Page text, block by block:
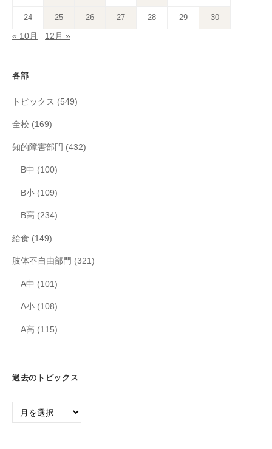
24 25 26 27 28 29 30
« 10月 12月 »
各部
トピックス (549)
全校 (169)
知的障害部門 (432)
B中 (100)
B小(109)
B高 (234)
給食 (149)
肢体不自由部門 (321)
A中 (101)
A小(108)
A高 (115)
過去のトピックス
過